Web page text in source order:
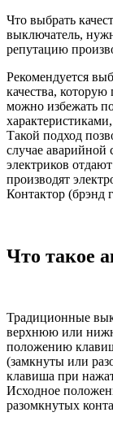
Что выбрать
выключатель,
репутацию
Рекомендуется
качества,
можно избежать
Такой подход
случае
электриков
производят
Контактор (брэнд
Что такое
Традиционные
верхнюю или
положению
(замкнуты или
клавиша при
Исходное
разомкнутых